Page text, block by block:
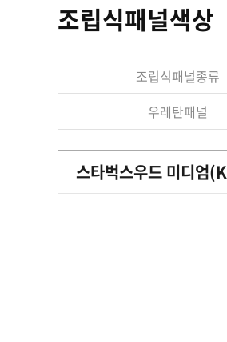
조립식패널색상
조립식패널종류
우레탄패널
스타벅스우드 미디엄